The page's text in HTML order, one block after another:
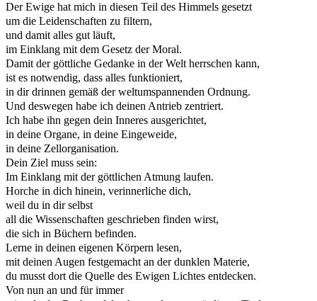
Der Ewige hat mich in diesen Teil des Himmels gesetzt
um die Leidenschaften zu filtern,
und damit alles gut läuft,
im Einklang mit dem Gesetz der Moral.
Damit der göttliche Gedanke in der Welt herrschen kann,
ist es notwendig, dass alles funktioniert,
in dir drinnen gemäß der weltumspannenden Ordnung.
Und deswegen habe ich deinen Antrieb zentriert.
Ich habe ihn gegen dein Inneres ausgerichtet,
in deine Organe, in deine Eingeweide,
in deine Zellorganisation.
Dein Ziel muss sein:
Im Einklang mit der göttlichen Atmung laufen.
Horche in dich hinein, verinnerliche dich,
weil du in dir selbst
all die Wissenschaften geschrieben finden wirst,
die sich in Büchern befinden.
Lerne in deinen eigenen Körpern lesen,
mit deinen Augen festgemacht an der dunklen Materie,
du musst dort die Quelle des Ewigen Lichtes entdecken.
Von nun an und für immer